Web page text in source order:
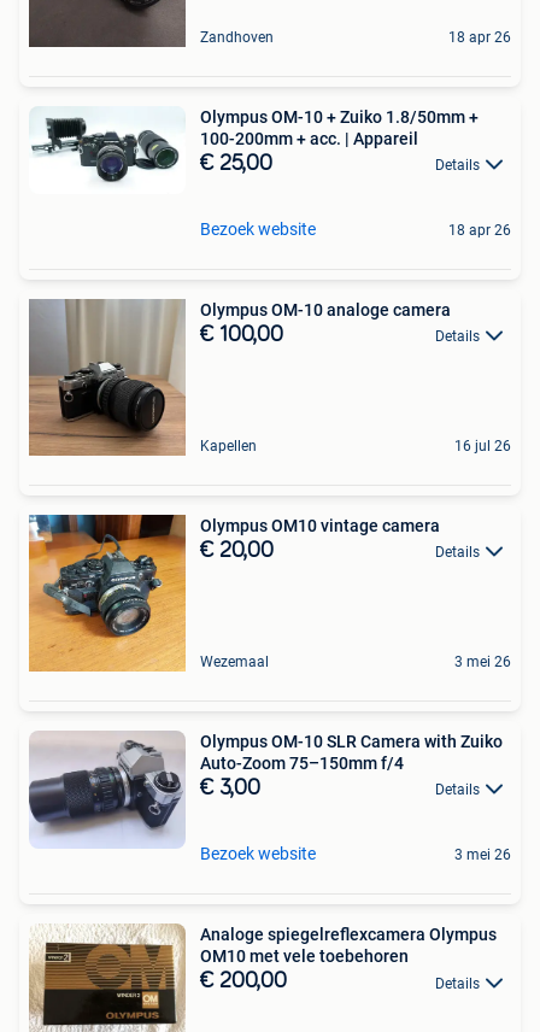
Zandhoven 18 apr 26
Olympus OM-10 + Zuiko 1.8/50mm +
100-200mm + acc. | Appareil
€ 25,00 Details
Bezoek website 18 apr 26
Olympus OM-10 analoge camera
€ 100,00 Details
Kapellen 16 jul 26
Olympus OM10 vintage camera
€ 20,00 Details
Wezemaal 3 mei 26
Olympus OM-10 SLR Camera with Zuiko
Auto-Zoom 75–150mm f/4
€ 3,00 Details
Bezoek website 3 mei 26
Analoge spiegelreflexcamera Olympus
OM10 met vele toebehoren
€ 200,00 Details